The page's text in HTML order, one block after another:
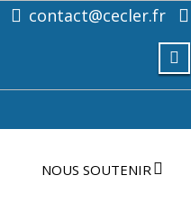
contact@cecler.fr
NOUS SOUTENIR